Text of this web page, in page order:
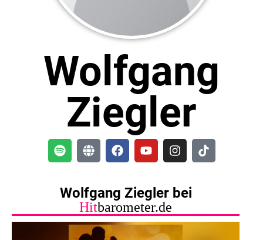
Wolfgang
Ziegler
Wolfgang Ziegler bei
Hitbarometer.de